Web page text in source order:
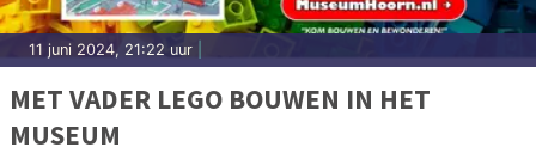
11 juni 2024, 21:22 uur
MET VADER LEGO BOUWEN IN HET
MUSEUM